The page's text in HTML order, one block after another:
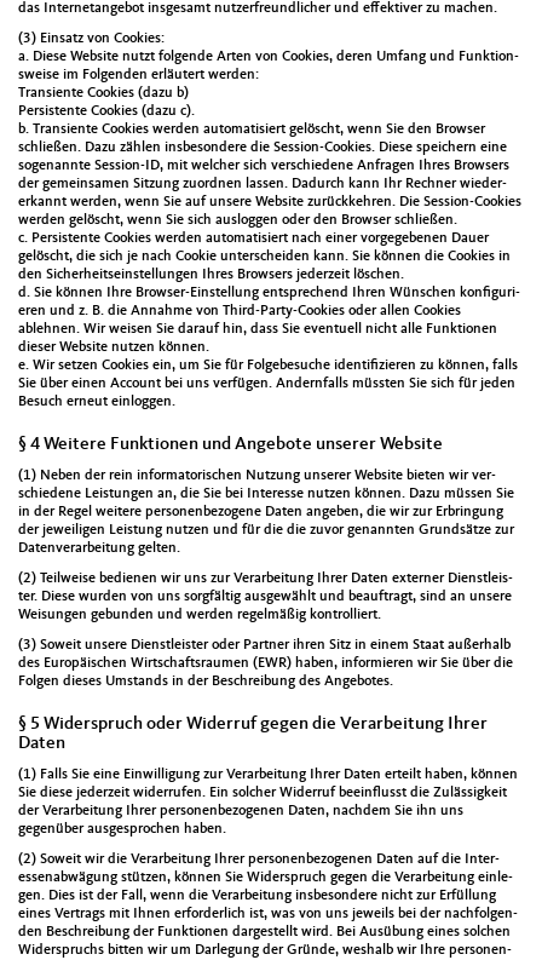
das Inter­ne­tange­bot ins­ge­samt nutzer­fre­undlich­er und effek­tiv­er zu machen.
(3) Ein­satz von Cook­ies:
a. Diese Web­site nutzt fol­gende Arten von Cook­ies, deren Umfang und Funk­tion­
sweise im Fol­gen­den erläutert wer­den:
Tran­siente Cook­ies (dazu b)
Per­sis­tente Cook­ies (dazu c).
b. Tran­siente Cook­ies wer­den automa­tisiert gelöscht, wenn Sie den Brows­er
schließen. Dazu zählen ins­beson­dere die Ses­sion-Cook­ies. Diese spe­ich­ern eine
soge­nan­nte Ses­sion-ID, mit welch­er sich ver­schiedene Anfra­gen Ihres Browsers
der gemein­samen Sitzung zuord­nen lassen. Dadurch kann Ihr Rech­n­er wieder­
erkan­nt wer­den, wenn Sie auf unsere Web­site zurück­kehren. Die Ses­sion-Cook­ies
wer­den gelöscht, wenn Sie sich aus­loggen oder den Brows­er schließen.
c. Per­sis­tente Cook­ies wer­den automa­tisiert nach ein­er vorgegebe­nen Dauer
gelöscht, die sich je nach Cook­ie unter­schei­den kann. Sie kön­nen die Cook­ies in
den Sicher­heit­se­in­stel­lun­gen Ihres Browsers jed­erzeit löschen.
d. Sie kön­nen Ihre Brows­er-Ein­stel­lung entsprechend Ihren Wün­schen kon­fig­uri­
eren und z. B. die Annahme von Third-Par­ty-Cook­ies oder allen Cook­ies
ablehnen. Wir weisen Sie darauf hin, dass Sie eventuell nicht alle Funk­tio­nen
dieser Web­site nutzen kön­nen.
e. Wir set­zen Cook­ies ein, um Sie für Fol­gebe­suche iden­ti­fizieren zu kön­nen, falls
Sie über einen Account bei uns ver­fü­gen. Andern­falls müssten Sie sich für jeden
Besuch erneut ein­loggen.
§ 4 Weitere Funktionen und Angebote unserer Website
(1) Neben der rein infor­ma­torischen Nutzung unser­er Web­site bieten wir ver­
schiedene Leis­tun­gen an, die Sie bei Inter­esse nutzen kön­nen. Dazu müssen Sie
in der Regel weit­ere per­so­n­en­be­zo­gene Dat­en angeben, die wir zur Erbringung
der jew­eili­gen Leis­tung nutzen und für die die zuvor genan­nten Grund­sätze zur
Daten­ver­ar­beitung gel­ten.
(2) Teil­weise bedi­enen wir uns zur Ver­ar­beitung Ihrer Dat­en extern­er Dien­stleis­
ter. Diese wur­den von uns sorgfältig aus­gewählt und beauf­tragt, sind an unsere
Weisun­gen gebun­den und wer­den regelmäßig kon­trol­liert.
(3) Soweit unsere Dien­stleis­ter oder Part­ner ihren Sitz in einem Staat außer­halb
des Europäis­chen Wirtschaft­srau­men (EWR) haben, informieren wir Sie über die
Fol­gen dieses Umstands in der Beschrei­bung des Ange­botes.
§ 5 Widerspruch oder Widerruf gegen die Verarbeitung Ihrer
Daten
(1) Falls Sie eine Ein­willi­gung zur Ver­ar­beitung Ihrer Dat­en erteilt haben, kön­nen
Sie diese jed­erzeit wider­rufen. Ein solch­er Wider­ruf bee­in­flusst die Zuläs­sigkeit
der Ver­ar­beitung Ihrer per­so­n­en­be­zo­ge­nen Dat­en, nach­dem Sie ihn uns
gegenüber aus­ge­sprochen haben.
(2) Soweit wir die Ver­ar­beitung Ihrer per­so­n­en­be­zo­ge­nen Dat­en auf die Inter­
essen­ab­wä­gung stützen, kön­nen Sie Wider­spruch gegen die Ver­ar­beitung ein­le­
gen. Dies ist der Fall, wenn die Ver­ar­beitung ins­beson­dere nicht zur Erfül­lung
eines Ver­trags mit Ihnen erforder­lich ist, was von uns jew­eils bei der nach­fol­gen­
den Beschrei­bung der Funk­tio­nen dargestellt wird. Bei Ausübung eines solchen
Wider­spruchs bit­ten wir um Dar­legung der Gründe, weshalb wir Ihre per­so­n­en­